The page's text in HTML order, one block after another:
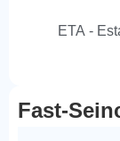
ETA -
Fast-